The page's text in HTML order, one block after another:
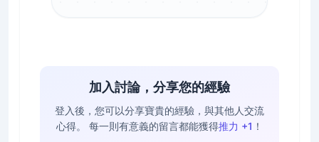
加入討論，分享您的經驗
登入後，您可以分享寶貴的經驗，與其他人交流
心得。
每一則有意義的留言都能獲得推力 +1 ！